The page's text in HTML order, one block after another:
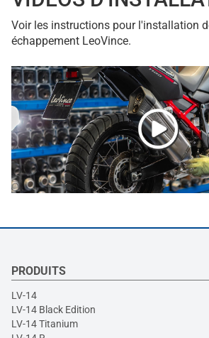
Voir les instructions pour l'installation
échappement LeoVince.
PRODUITS
LV-14
LV-14 Black Edition
LV-14 Titanium